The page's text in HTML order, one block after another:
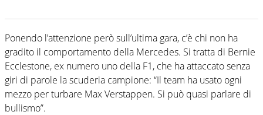
Ponendo l’attenzione però sull’ultima gara, c’è chi non ha
gradito il comportamento della Mercedes. Si tratta di Bernie
Ecclestone, ex numero uno della F1, che ha attaccato senza
giri di parole la scuderia campione: “Il team ha usato ogni
mezzo per turbare Max Verstappen. Si può quasi parlare di
bullismo”.